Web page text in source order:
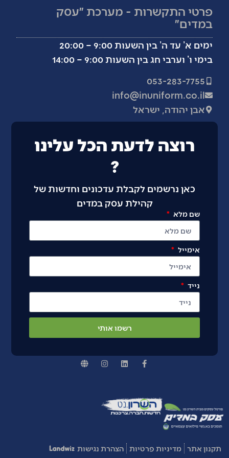
פרטי התקשרות - מערכת ״עסק
במדים״
ימים א’ עד ה’ בין השעות 9:00 – 20:00
בימי ו’ וערבי חג בין השעות 9:00 – 14:00
053-283-7755
info@inuniform.co.il
אבן יהודה, ישראל
רוצה לדעת הכל עלינו
?
כאן נרשמים לקבלת עדכונים וחדשות של
קהילת עסק במדים
שם מלא
אימייל
נייד
רשמו אותי
תקנון אתר מדיניות פרטיות הצהרת נגישות